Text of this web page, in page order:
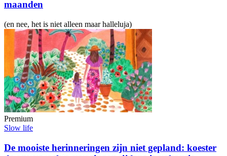
maanden
(en nee, het is niet alleen maar halleluja)
Premium
Slow life
De mooiste herinneringen zijn niet gepland: koester